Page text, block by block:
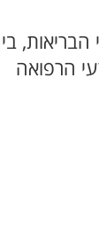
הבריאות,
הרפואה